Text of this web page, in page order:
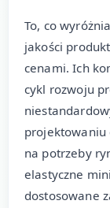
To, co
jakości
cenami. Ich
cykl rozwoju
projektowaniu
na potrzeby
elastyczne
dostosowane